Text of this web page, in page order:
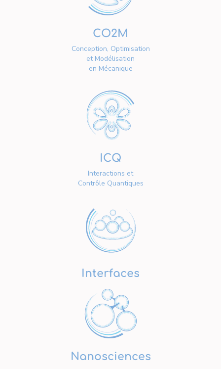
CO2M
Conception, Optimisation
et Modélisation
en Mécanique
ICQ
Interactions et
Contrôle Quantiques
Interfaces
Nanosciences